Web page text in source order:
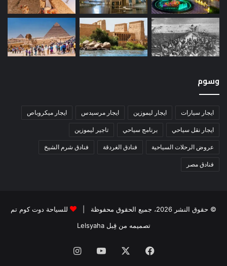
وسوم
ايجار سيارات ايجار ليموزين ايجار مرسيدس ايجار ميكروباص
ايجار نقل سياحي برنامج سياحي تاجير ليموزين
عروض الرحلات السياحية فنادق الغردقة فنادق شرم الشيخ
فنادق مصر
© حقوق النشر 2026، جميع الحقوق محفوظة |
للسياحة دوت كوم تم
تصميمه من قِبل Lelsyaha
فيسبوك ‫YouTube